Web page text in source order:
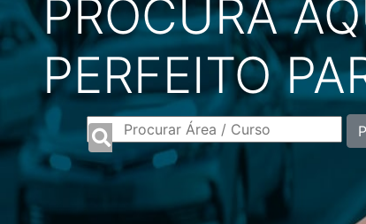
PROCURA
PERFEITO